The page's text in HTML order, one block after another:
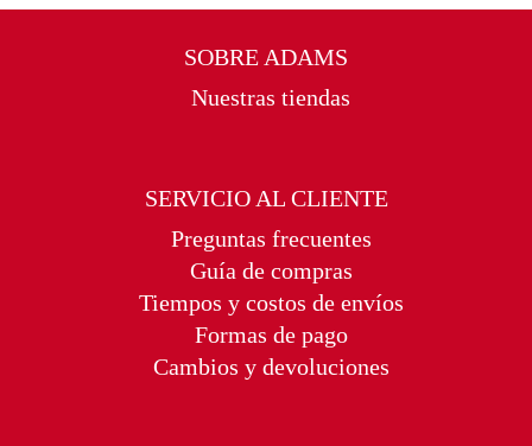
SOBRE ADAMS
Nuestras tiendas
SERVICIO AL CLIENTE
Preguntas frecuentes
Guía de compras
Tiempos y costos de envíos
Formas de pago
Cambios y devoluciones